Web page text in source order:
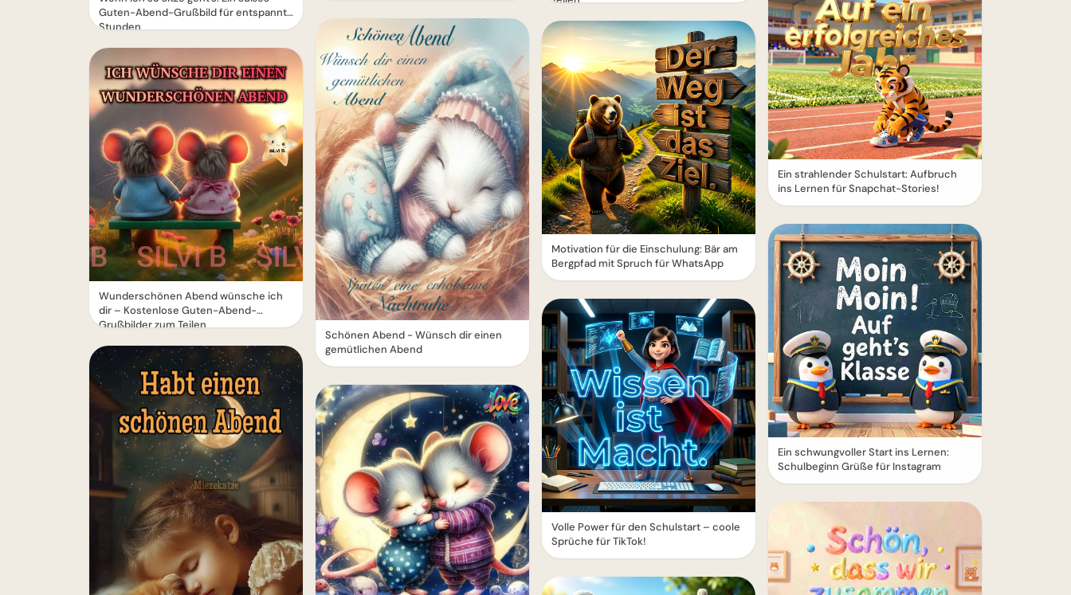
Guten-Abend-Grußbild für entspannte
Stunden
Wunderschönen Abend wünsche ich
dir – Kostenlose Guten-Abend-
Grußbilder zum Teilen
Schönen Abend - Wünsch dir einen
gemütlichen Abend
Motivation für die Einschulung: Bär am
Bergpfad mit Spruch für WhatsApp
Volle Power für den Schulstart – coole
Sprüche für TikTok!
Ein strahlender Schulstart: Aufbruch
ins Lernen für Snapchat-Stories!
Ein schwungvoller Start ins Lernen:
Schulbeginn Grüße für Instagram